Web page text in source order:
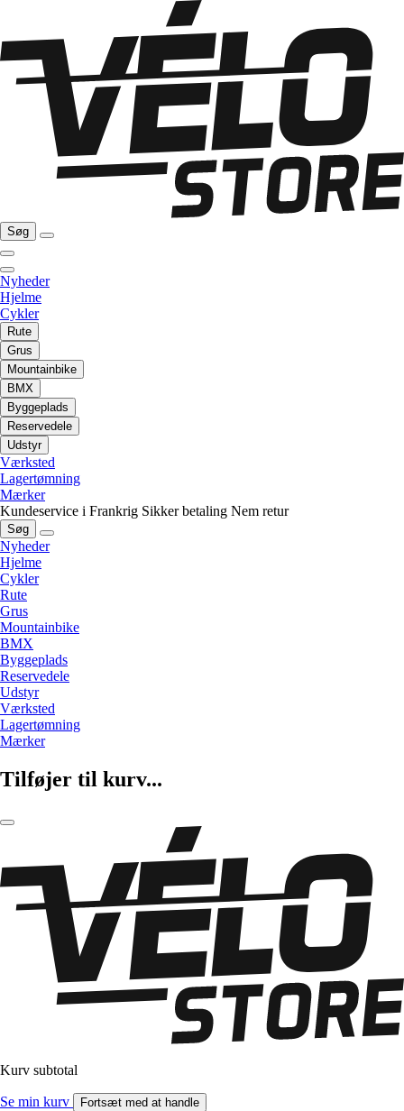
Søg
Nyheder
Hjelme
Cykler
Rute
Grus
Mountainbike
BMX
Byggeplads
Reservedele
Udstyr
Værksted
Lagertømning
Mærker
Kundeservice i Frankrig Sikker betaling Nem retur
Søg
Nyheder
Hjelme
Cykler
Rute
Grus
Mountainbike
BMX
Byggeplads
Reservedele
Udstyr
Værksted
Lagertømning
Mærker
Tilføjer til kurv...
Kurv subtotal
Se min kurv Fortsæt med at handle